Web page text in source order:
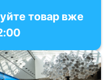
товар вже